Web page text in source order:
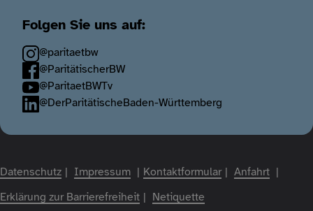
Folgen Sie uns auf:
@paritaetbw
@ParitätischerBW
@ParitaetBWTv
@DerParitätischeBaden-Württemberg
Fußzeile
Datenschutz Impressum Kontaktformular
Anfahrt
Erklärung zur Barrierefreiheit
Netiquette